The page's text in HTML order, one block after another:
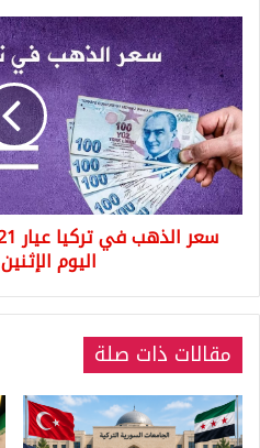
سعر
الذهب
في
تركيا
عيار
21
22
24
وسعر
الإثنين5/7/2021
اليوم الإثنين5/7/2021
مقالات ذات صلة